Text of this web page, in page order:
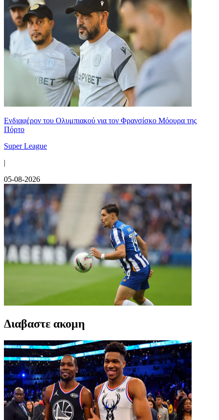
Ενδιαφέρον του Ολυμπιακού για τον Φρανσίσκο Μόουρα της
Πόρτο
Super League
|
05-08-2026
Διαβαστε ακομη